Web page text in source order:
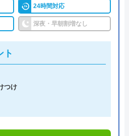
の都度言って下さって助
で修理依頼を受け付けてお
けます。エリア内をサービス
どんな小さなトラブルでも迅
け、常にお客さまの身になっ
24時間対応
深夜・早朝割増なし
ト
つけ